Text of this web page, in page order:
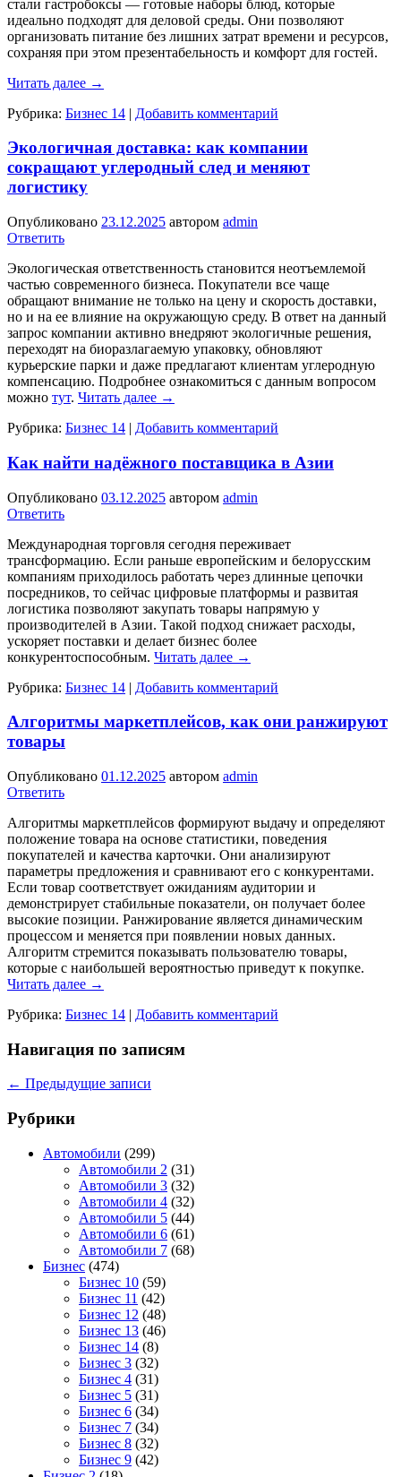
стали гастробоксы — готовые наборы блюд, которые
идеально подходят для деловой среды. Они позволяют
организовать питание без лишних затрат времени и ресурсов,
сохраняя при этом презентабельность и комфорт для гостей.
Читать далее →
Рубрика: Бизнес 14 | Добавить комментарий
Экологичная доставка: как компании
сокращают углеродный след и меняют
логистику
Опубликовано 23.12.2025 автором admin
Ответить
Экологическая ответственность становится неотъемлемой
частью современного бизнеса. Покупатели все чаще
обращают внимание не только на цену и скорость доставки,
но и на ее влияние на окружающую среду. В ответ на данный
запрос компании активно внедряют экологичные решения,
переходят на биоразлагаемую упаковку, обновляют
курьерские парки и даже предлагают клиентам углеродную
компенсацию. Подробнее ознакомиться с данным вопросом
можно тут. Читать далее →
Рубрика: Бизнес 14 | Добавить комментарий
Как найти надёжного поставщика в Азии
Опубликовано 03.12.2025 автором admin
Ответить
Международная торговля сегодня переживает
трансформацию. Если раньше европейским и белорусским
компаниям приходилось работать через длинные цепочки
посредников, то сейчас цифровые платформы и развитая
логистика позволяют закупать товары напрямую у
производителей в Азии. Такой подход снижает расходы,
ускоряет поставки и делает бизнес более
конкурентоспособным. Читать далее →
Рубрика: Бизнес 14 | Добавить комментарий
Алгоритмы маркетплейсов, как они ранжируют
товары
Опубликовано 01.12.2025 автором admin
Ответить
Алгоритмы маркетплейсов формируют выдачу и определяют
положение товара на основе статистики, поведения
покупателей и качества карточки. Они анализируют
параметры предложения и сравнивают его с конкурентами.
Если товар соответствует ожиданиям аудитории и
демонстрирует стабильные показатели, он получает более
высокие позиции. Ранжирование является динамическим
процессом и меняется при появлении новых данных.
Алгоритм стремится показывать пользователю товары,
которые с наибольшей вероятностью приведут к покупке.
Читать далее →
Рубрика: Бизнес 14 | Добавить комментарий
Навигация по записям
← Предыдущие записи
Рубрики
Автомобили (299)
Автомобили 2 (31)
Автомобили 3 (32)
Автомобили 4 (32)
Автомобили 5 (44)
Автомобили 6 (61)
Автомобили 7 (68)
Бизнес (474)
Бизнес 10 (59)
Бизнес 11 (42)
Бизнес 12 (48)
Бизнес 13 (46)
Бизнес 14 (8)
Бизнес 3 (32)
Бизнес 4 (31)
Бизнес 5 (31)
Бизнес 6 (34)
Бизнес 7 (34)
Бизнес 8 (32)
Бизнес 9 (42)